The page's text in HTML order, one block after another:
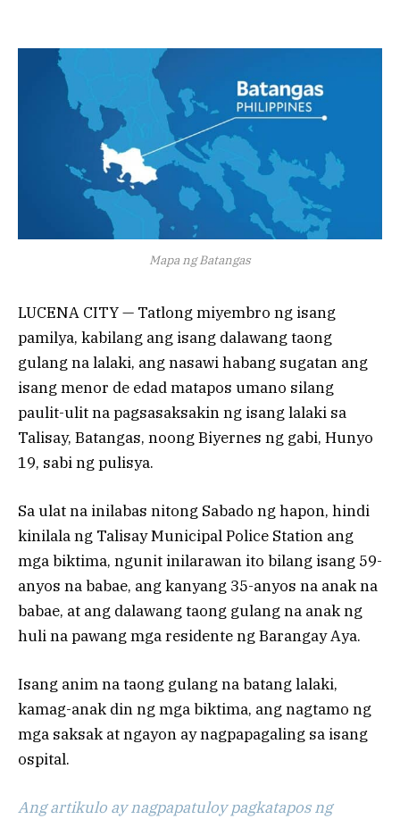
Mapa ng Batangas
LUCENA CITY — Tatlong miyembro ng isang
pamilya, kabilang ang isang dalawang taong
gulang na lalaki, ang nasawi habang sugatan ang
isang menor de edad matapos umano silang
paulit-ulit na pagsasaksakin ng isang lalaki sa
Talisay, Batangas, noong Biyernes ng gabi, Hunyo
19, sabi ng pulisya.
Sa ulat na inilabas nitong Sabado ng hapon, hindi
kinilala ng Talisay Municipal Police Station ang
mga biktima, ngunit inilarawan ito bilang isang 59-
anyos na babae, ang kanyang 35-anyos na anak na
babae, at ang dalawang taong gulang na anak ng
huli na pawang mga residente ng Barangay Aya.
Isang anim na taong gulang na batang lalaki,
kamag-anak din ng mga biktima, ang nagtamo ng
mga saksak at ngayon ay nagpapagaling sa isang
ospital.
Ang artikulo ay nagpapatuloy pagkatapos ng